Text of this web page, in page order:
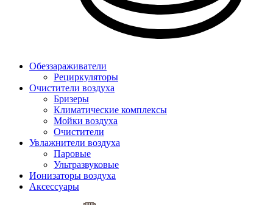
Обеззараживатели
Рециркуляторы
Очистители воздуха
Бризеры
Климатические комплексы
Мойки воздуха
Очистители
Увлажнители воздуха
Паровые
Ультразвуковые
Ионизаторы воздуха
Аксессуары